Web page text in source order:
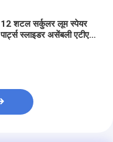
12 शटल सर्कुलर लूम स्पेयर
पार्ट्स स्लाइडर असेंबली एटीए